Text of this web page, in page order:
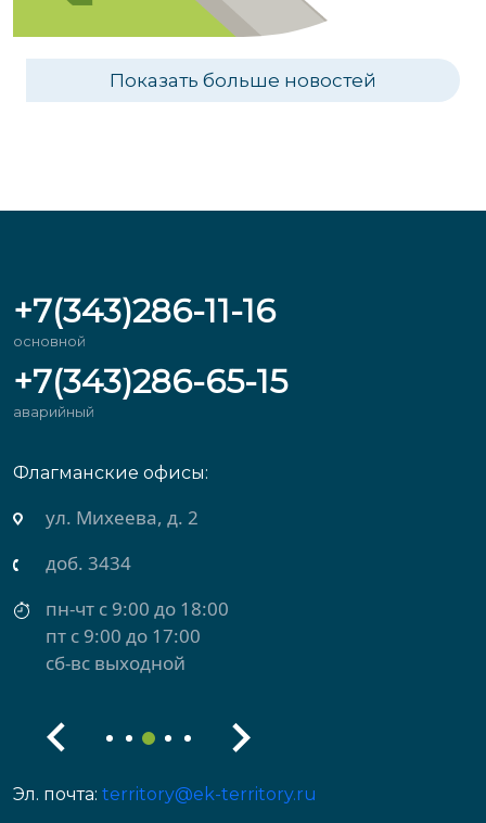
Показать больше новостей
+7(343)286-11-16
основной
+7(343)286-65-15
аварийный
Флагманские офисы:
ул. Михеева, д. 2
доб. 3434
пн-чт с 9:00 до 18:00
пт с 9:00 до 17:00
сб-вс выходной
Эл. почта: territory@ek-territory.ru